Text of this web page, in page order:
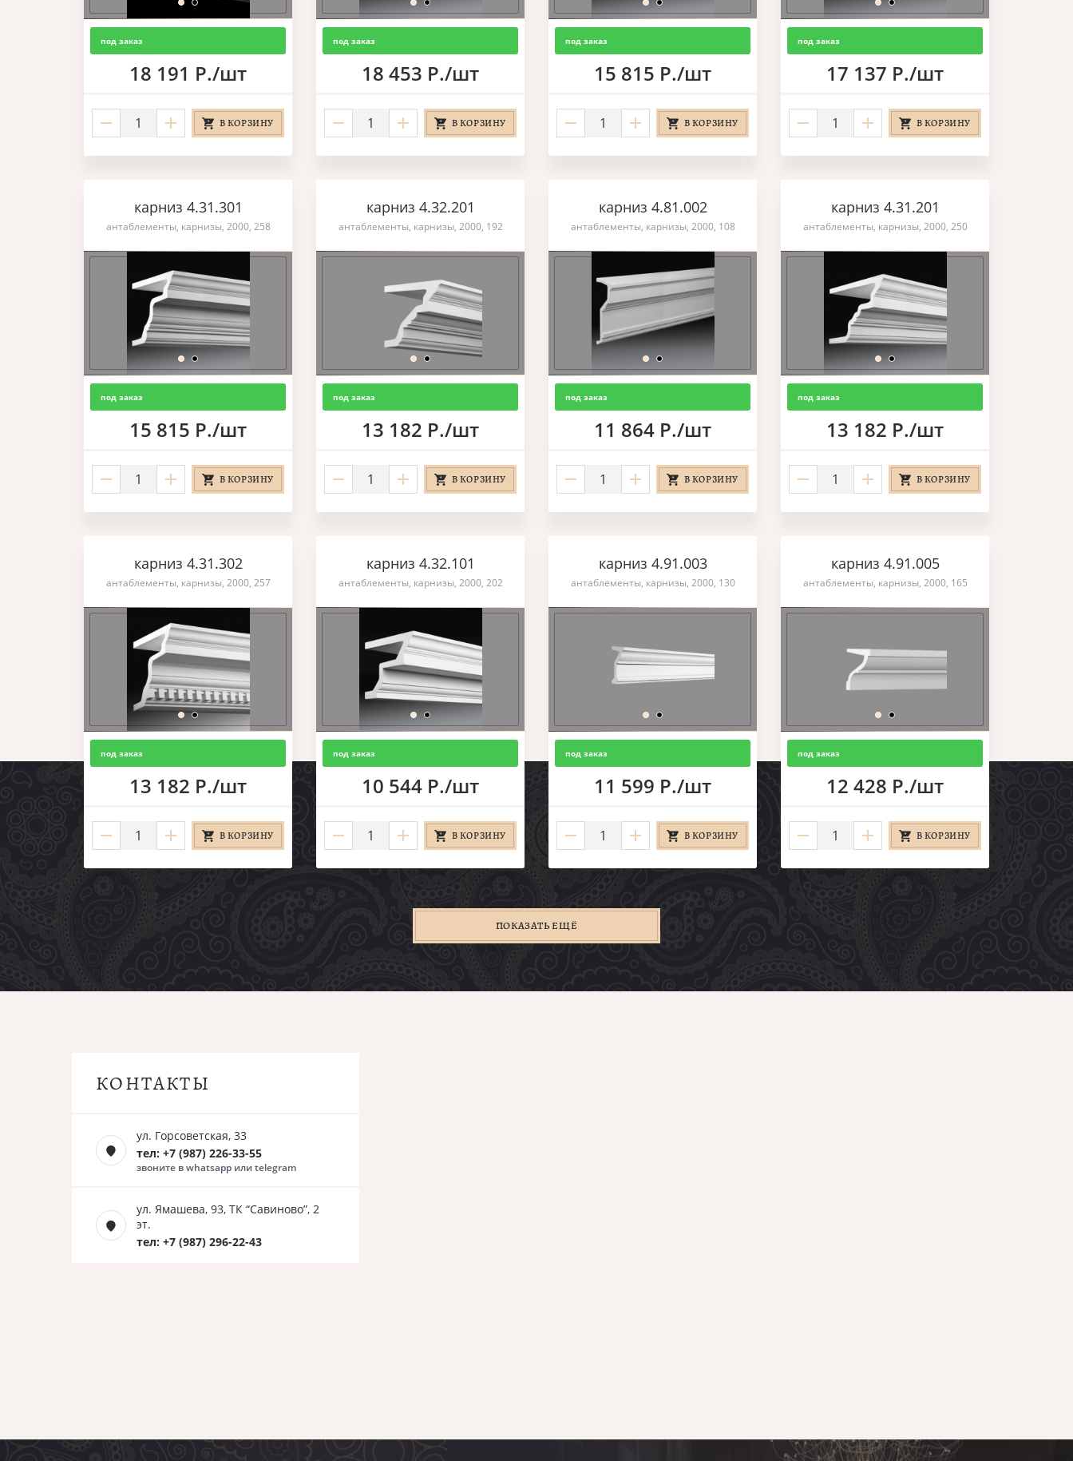
под заказ
18 191 Р./шт
В КОРЗИНУ
под заказ
18 453 Р./шт
В КОРЗИНУ
под заказ
15 815 Р./шт
В КОРЗИНУ
под заказ
17 137 Р./шт
В КОРЗИНУ
карниз 4.31.301
антаблементы, карнизы, 2000, 258
под заказ
15 815 Р./шт
В КОРЗИНУ
карниз 4.32.201
антаблементы, карнизы, 2000, 192
под заказ
13 182 Р./шт
В КОРЗИНУ
карниз 4.81.002
антаблементы, карнизы, 2000, 108
под заказ
11 864 Р./шт
В КОРЗИНУ
карниз 4.31.201
антаблементы, карнизы, 2000, 250
под заказ
13 182 Р./шт
В КОРЗИНУ
карниз 4.31.302
антаблементы, карнизы, 2000, 257
под заказ
13 182 Р./шт
В КОРЗИНУ
карниз 4.32.101
антаблементы, карнизы, 2000, 202
под заказ
10 544 Р./шт
В КОРЗИНУ
карниз 4.91.003
антаблементы, карнизы, 2000, 130
под заказ
11 599 Р./шт
В КОРЗИНУ
карниз 4.91.005
антаблементы, карнизы, 2000, 165
под заказ
12 428 Р./шт
В КОРЗИНУ
ПОКАЗАТЬ ЕЩЁ
КОНТАКТЫ
ул. Горсоветская, 33
тел: +7 (987) 226-33-55
звоните в whatsapp или telegram
ул. Ямашева, 93, ТК “Савиново”, 2
эт.
тел: +7 (987) 296-22-43